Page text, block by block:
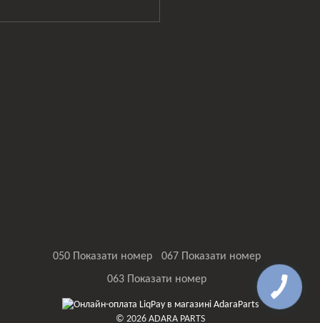
050 Показати номер
067 Показати номер
063 Показати номер
© 2026 ADARA PARTS